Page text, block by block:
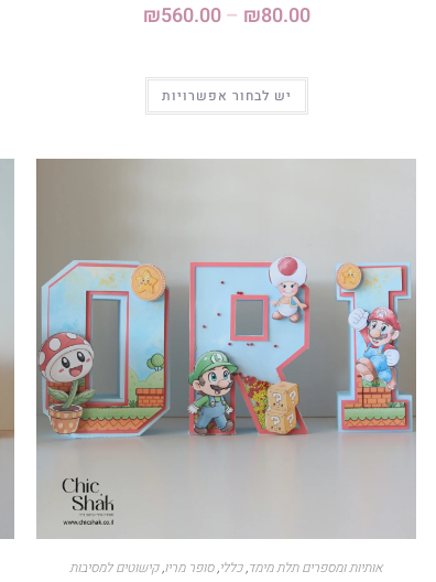
₪80.00
–
₪560.00
יש לבחור אפשרויות
אותיות ומספרים תלת מימד,כללי,סופר מריו,קישוטים למסיבות